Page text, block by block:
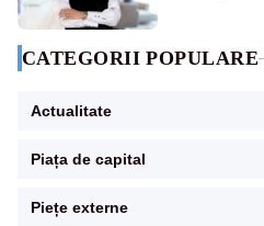
CATEGORII POPULARE
Actualitate
Piața de capital
Piețe externe